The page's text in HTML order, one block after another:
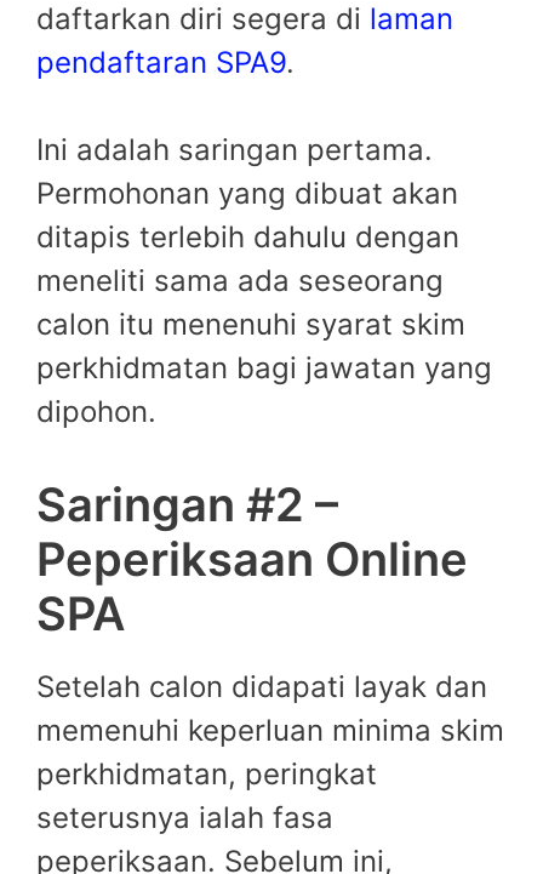
daftarkan diri segera di laman
pendaftaran SPA9.
Ini adalah saringan pertama.
Permohonan yang dibuat akan
ditapis terlebih dahulu dengan
meneliti sama ada seseorang
calon itu menenuhi syarat skim
perkhidmatan bagi jawatan yang
dipohon.
Saringan #2 –
Peperiksaan Online
SPA
Setelah calon didapati layak dan
memenuhi keperluan minima skim
perkhidmatan, peringkat
seterusnya ialah fasa
peperiksaan. Sebelum ini,